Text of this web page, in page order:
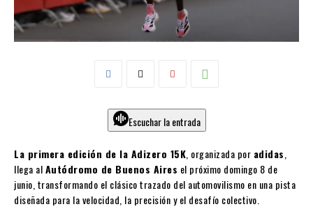
Escuchar la entrada
La primera edición de la Adizero 15K , organizada por adidas
llega alAutódromo de Buenos Aires el próximo domingo 8 de
junio, transformando el clásico trazado del automovilismo en una pista
diseñada para la velocidad, la precisión y el desafío colectivo.